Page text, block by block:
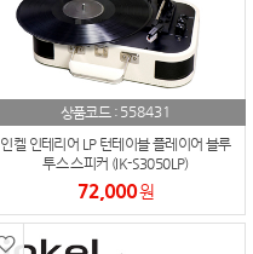
상품코드 : 558431
인켈 인테리어 LP 턴테이블 플레이어 블루
투스 스피커 (IK-S3050LP)
72,000원